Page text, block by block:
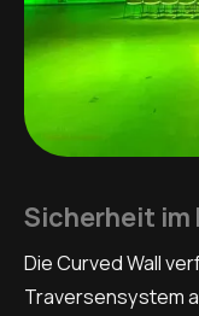
Sicherheit im
Die Curved Wall
Traversensystem